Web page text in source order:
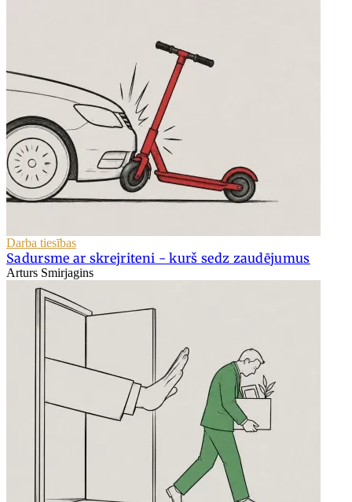
Darba tiesības
Sadursme ar skrejriteni - kurš sedz zaudējumus
Arturs Smirjagins